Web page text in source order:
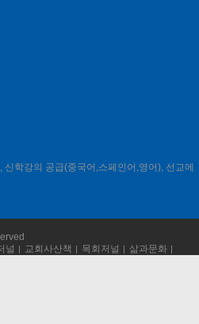
학강의 공급(중국어,스페인어,영어), 선교에
널 교회사산책 목회저널
삶과문화